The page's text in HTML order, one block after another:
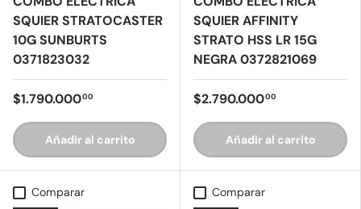
SQUIER STRATOCASTER
10G SUNBURTS
0371823032
$1.790.00000
Añadir al carrito
SQUIER AFFINITY
STRATO HSS LR 15G
NEGRA 0372821069
$2.790.00000
Añadir al carrito
Comparar Comparar